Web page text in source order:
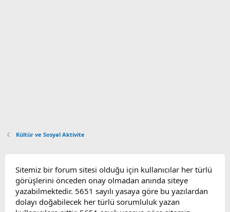
Kültür ve Sosyal Aktivite
Sitemiz bir forum sitesi olduğu için kullanıcılar her türlü
görüşlerini önceden onay olmadan anında siteye
yazabilmektedir. 5651 sayılı yasaya göre bu yazılardan
dolayı doğabilecek her türlü sorumluluk yazan